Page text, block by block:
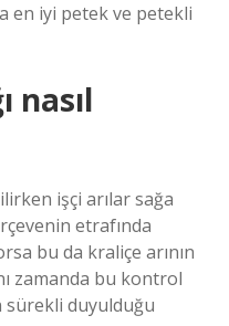
en iyi petek ve petekli
nasıl
işçi arılar sağa
etrafında
bu da kraliçe arının
zamanda bu kontrol
sürekli duyulduğu